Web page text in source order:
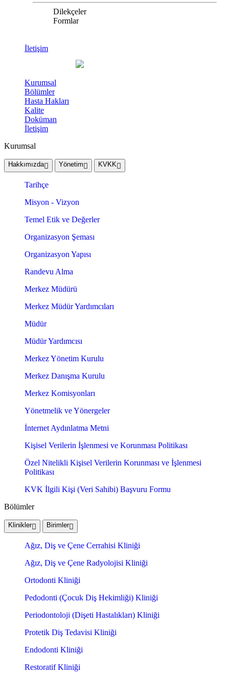
Dilekçeler
Formlar
İletişim
Kurumsal
Bölümler
Hasta Hakları
Kalite
Doküman
İletişim
Kurumsal
Hakkımızda Yönetim KVKK
Tarihçe
Misyon - Vizyon
Temel Etik ve Değerler
Organizasyon Şeması
Organizasyon Yapısı
Randevu Alma
Merkez Müdürü
Merkez Müdür Yardımcıları
Müdür
Müdür Yardımcısı
Merkez Yönetim Kurulu
Merkez Danışma Kurulu
Merkez Komisyonları
Yönetmelik ve Yönergeler
İnternet Aydınlatma Metni
Kişisel Verilerin İşlenmesi ve Korunması Politikası
Özel Nitelikli Kişisel Verilerin Korunması ve İşlenmesi
Politikası
KVK İlgili Kişi (Veri Sahibi) Başvuru Formu
Bölümler
Klinikler Birimler
Ağız, Diş ve Çene Cerrahisi Kliniği
Ağız, Diş ve Çene Radyolojisi Kliniği
Ortodonti Kliniği
Pedodonti (Çocuk Diş Hekimliği) Kliniği
Periodontoloji (Dişeti Hastalıkları) Kliniği
Protetik Diş Tedavisi Kliniği
Endodonti Kliniği
Restoratif Kliniği